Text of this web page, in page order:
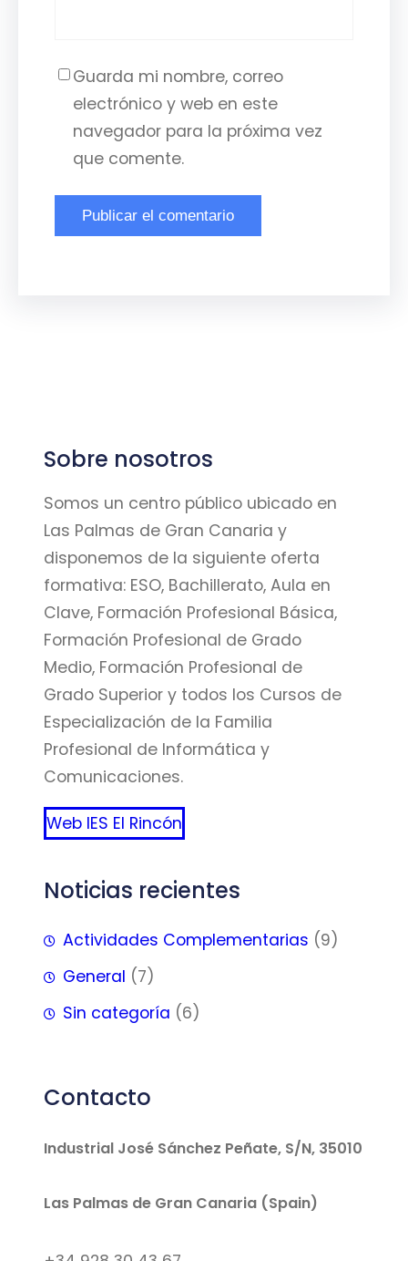
Guarda mi nombre, correo
electrónico y web en este
navegador para la próxima vez
que comente.
Sobre nosotros
Somos un centro público ubicado en
Las Palmas de Gran Canaria y
disponemos de la siguiente oferta
formativa: ESO, Bachillerato, Aula en
Clave, Formación Profesional Básica,
Formación Profesional de Grado
Medio, Formación Profesional de
Grado Superior y todos los Cursos de
Especialización de la Familia
Profesional de Informática y
Comunicaciones.
Web IES El Rincón
Noticias recientes
Actividades Complementarias (9)
General (7)
Sin categoría (6)
Contacto
Industrial José Sánchez Peñate, S/N, 35010
Las Palmas de Gran Canaria (Spain)